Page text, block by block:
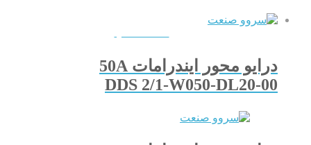
درایو محور ایندرامات 50A
DDS 2/1-W050-DL20-00